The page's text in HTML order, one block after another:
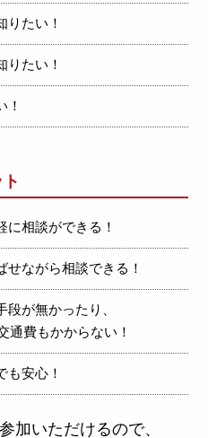
りたい！
りたい！
！
に相談ができる！
せながら相談できる！
段が無かったり、
通費もかからない！
も安心！
加いただけるので、